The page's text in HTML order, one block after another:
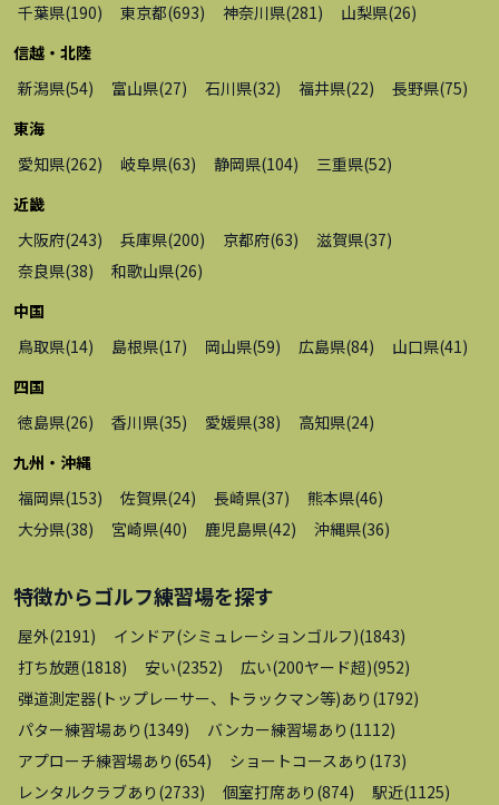
千葉県(190) 東京都(693) 神奈川県(281) 山梨県(26)
信越・北陸
新潟県(54) 富山県(27) 石川県(32) 福井県(22) 長野県(75)
東海
愛知県(262) 岐阜県(63) 静岡県(104) 三重県(52)
近畿
大阪府(243) 兵庫県(200) 京都府(63) 滋賀県(37)
奈良県(38) 和歌山県(26)
中国
鳥取県(14) 島根県(17) 岡山県(59) 広島県(84) 山口県(41)
四国
徳島県(26) 香川県(35) 愛媛県(38) 高知県(24)
九州・沖縄
福岡県(153) 佐賀県(24) 長崎県(37) 熊本県(46)
大分県(38) 宮崎県(40) 鹿児島県(42) 沖縄県(36)
特徴からゴルフ練習場を探す
屋外(2191) インドア(シミュレーションゴルフ)(1843)
打ち放題(1818) 安い(2352) 広い(200ヤード超)(952)
弾道測定器(トップレーサー、トラックマン等)あり (1792)
パター練習場あり (1349) バンカー練習場あり (1112)
アプローチ練習場あり (654) ショートコースあり (173)
レンタルクラブあり (2733) 個室打席あり (874) 駅近(1125)